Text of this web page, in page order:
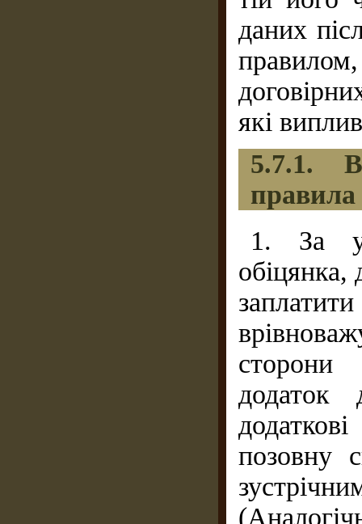
даних
які
5.7.1.
правила
1. За
сторони
додаток
позовну